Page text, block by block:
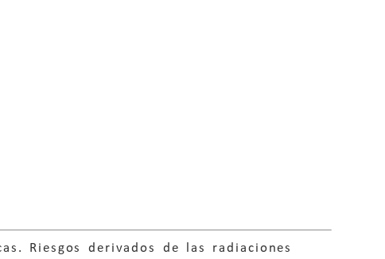
Riesgos derivados de las radiaciones